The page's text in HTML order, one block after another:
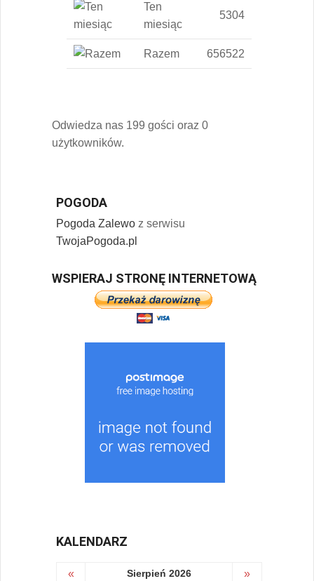
Ten
miesiąc
5304
Razem 656522
Odwiedza nas 199 gości oraz 0
użytkowników.
POGODA
Pogoda Zalewo z serwisu
TwojaPogoda.pl
WSPIERAJ STRONĘ INTERNETOWĄ
KALENDARZ
« Sierpień 2026 »